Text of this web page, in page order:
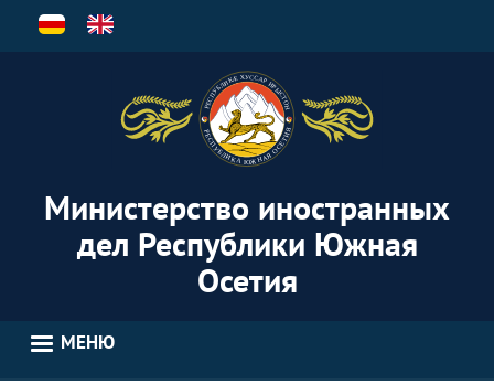
Перейти
Министерство иностранных
дел Республики Южная
Осетия
МЕНЮ